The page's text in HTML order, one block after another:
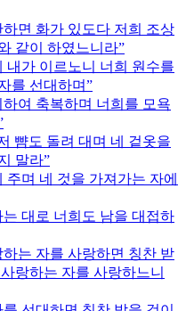
면 화가 있도다 저희 조상
같이 하였느니라
내가 이르노니 너희 원수를
를 선대하며
여 축복하며 너희를 모욕
뺨도 돌려 대며 네 겉옷을
말라
며 네 것을 가져가는 자에
대로 너희도 남을 대접하
는 자를 사랑하면 칭찬 받
랑하는 자를 사랑하느니